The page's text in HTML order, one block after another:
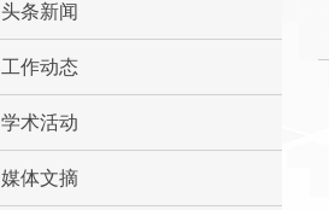
头条新闻
工作动态
学术活动
媒体文摘